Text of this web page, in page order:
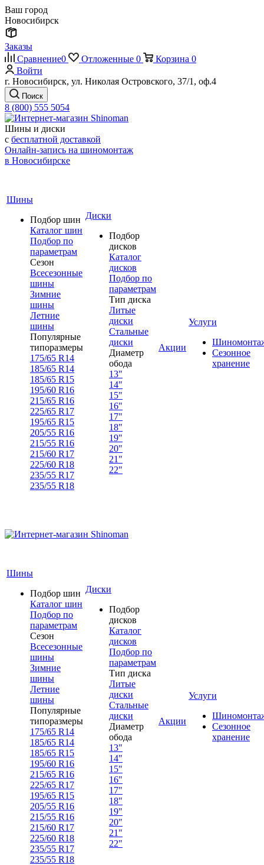
Ваш город
Новосибирск
Заказы
Сравнение0 Отложенные 0 Корзина 0
Войти
г. Новосибирск, ул. Николая Островского, 37/1, оф.4
Поиск
8 (800) 555 5054
Шины и диски
с бесплатной доставкой
Онлайн-запись на шиномонтаж
в Новосибирске
Шины
Подбор шин
Каталог шин
Подбор по
параметрам
Сезон
Всесезонные
шины
Зимние
шины
Летние
шины
Популярные
типоразмеры
175/65 R14
185/65 R14
185/65 R15
195/60 R16
215/65 R16
225/65 R17
195/65 R15
205/55 R16
215/55 R16
215/60 R17
225/60 R18
235/55 R17
235/55 R18
Диски
Подбор
дисков
Каталог
дисков
Подбор по
параметрам
Тип диска
Литые
диски
Стальные
диски
Диаметр
обода
13"
14"
15"
16"
17"
18"
19"
20"
21"
22"
Акции
Услуги
Сезонное
хранение
Шины
Подбор шин
Каталог шин
Подбор по
параметрам
Сезон
Всесезонные
шины
Зимние
шины
Летние
шины
Популярные
типоразмеры
175/65 R14
185/65 R14
185/65 R15
195/60 R16
215/65 R16
225/65 R17
195/65 R15
205/55 R16
215/55 R16
215/60 R17
225/60 R18
235/55 R17
235/55 R18
Диски
Подбор
дисков
Каталог
дисков
Подбор по
параметрам
Тип диска
Литые
диски
Стальные
диски
Диаметр
обода
13"
14"
15"
16"
17"
18"
19"
20"
21"
22"
Акции
Услуги
Сезонное
хранение